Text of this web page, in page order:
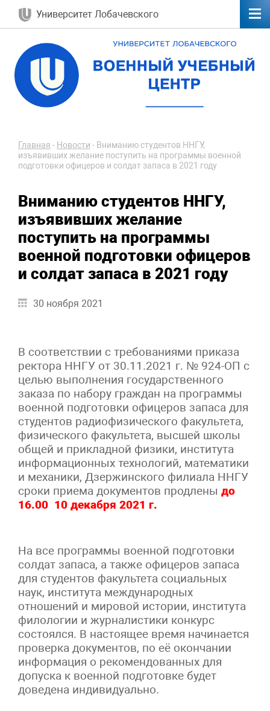
Университет Лобачевского
Главная - Новости - Вниманию студентов ННГУ,
изъявивших желание поступить на программы военной
подготовки офицеров и солдат запаса в 2021 году
Вниманию студентов ННГУ,
изъявивших желание
поступить на программы
военной подготовки офицеров
и солдат запаса в 2021 году
30 ноября 2021
В соответствии с требованиями приказа
ректора ННГУ от 30.11.2021 г. № 924-ОП с
целью выполнения государственного
заказа по набору граждан на программы
военной подготовки офицеров запаса для
студентов радиофизического факультета,
физического факультета, высшей школы
общей и прикладной физики, института
информационных технологий, математики
и механики, Дзержинского филиала ННГУ
сроки приема документов продлены до
16.00 10 декабря 2021 г.
На все программы военной подготовки
солдат запаса, а также офицеров запаса
для студентов факультета социальных
наук, института международных
отношений и мировой истории, института
филологии и журналистики конкурс
состоялся. В настоящее время начинается
проверка документов, по её окончании
информация о рекомендованных для
допуска к военной подготовке будет
доведена индивидуально.